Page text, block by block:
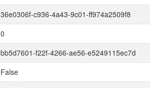
36e0306f-c936-4a43-9c01-ff974a2509f8
0
bb5d7601-f22f-4266-ae56-e5249115ec7d
False